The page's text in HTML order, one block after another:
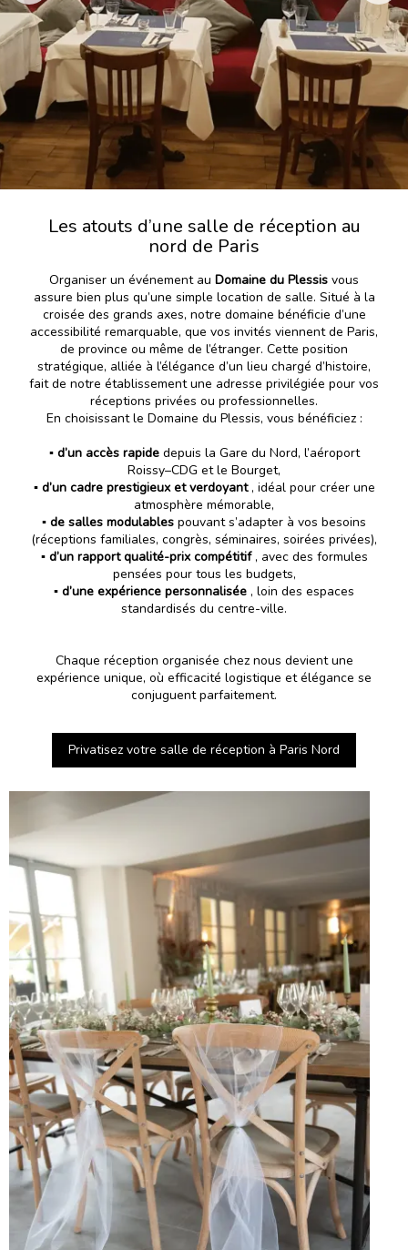
Les atouts d’une salle de réception au
nord de Paris
Organiser un événement au Domaine du Plessis vous
assure bien plus qu’une simple location de salle. Situé à la
croisée des grands axes, notre domaine bénéficie d’une
accessibilité remarquable, que vos invités viennent de Paris,
de province ou même de l’étranger. Cette position
stratégique, alliée à l’élégance d’un lieu chargé d’histoire,
fait de notre établissement une adresse privilégiée pour vos
réceptions privées ou professionnelles.
En choisissant le Domaine du Plessis, vous bénéficiez :
▪️ d’un accès rapidedepuis la Gare du Nord, l’aéroport
Roissy–CDG et le Bourget,
▪️ d’un cadre prestigieux et verdoyant, idéal pour créer une
atmosphère mémorable,
▪️ de salles modulables pouvant s’adapter à vos besoins
(réceptions familiales, congrès, séminaires, soirées privées),
▪️ d’un rapport qualité-prix compétitif, avec des formules
pensées pour tous les budgets,
▪️ d’une expérience personnalisée , loin des espaces
standardisés du centre-ville.
Chaque réception organisée chez nous devient une
expérience unique, où efficacité logistique et élégance se
conjuguent parfaitement.
Privatisez votre salle de réception à Paris Nord